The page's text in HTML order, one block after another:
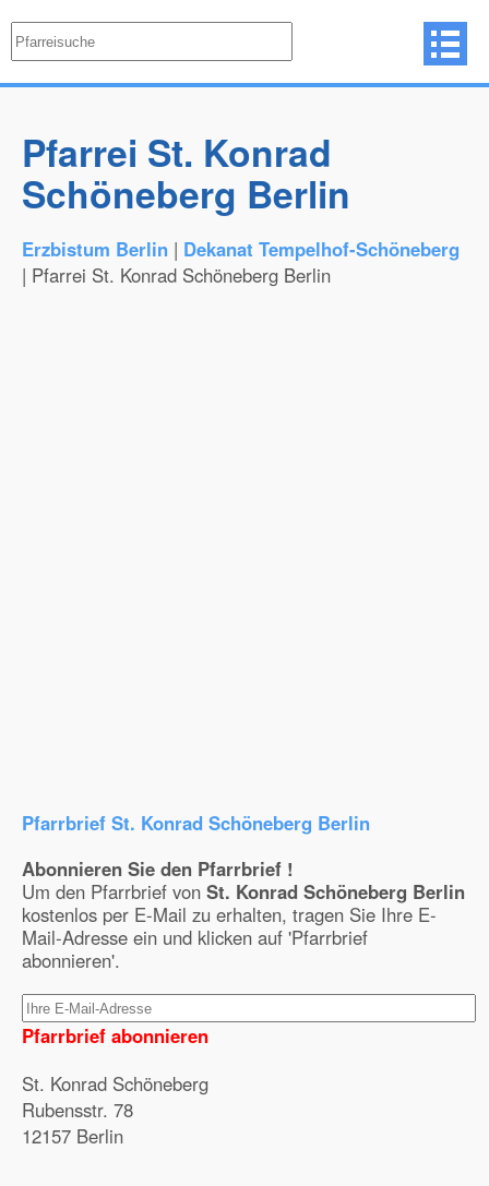
Pfarrei St. Konrad
Schöneberg Berlin
Erzbistum Berlin | Dekanat Tempelhof-Schöneberg
| Pfarrei St. Konrad Schöneberg Berlin
Pfarrbrief St. Konrad Schöneberg Berlin
Abonnieren Sie den Pfarrbrief !
Um den Pfarrbrief von St. Konrad Schöneberg Berlin
kostenlos per E-Mail zu erhalten, tragen Sie Ihre E-
Mail-Adresse ein und klicken auf 'Pfarrbrief
abonnieren'.
Pfarrbrief abonnieren
St. Konrad Schöneberg
Rubensstr. 78
12157 Berlin